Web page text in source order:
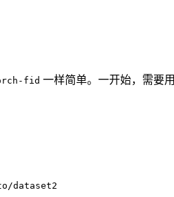
fid 一样简单。一开始，需要用
dataset2